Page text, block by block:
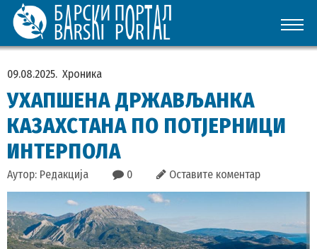
09.08.2025. Хроника
УХАПШЕНА ДРЖАВЉАНКА
КАЗАХСТАНА ПО ПОТЈЕРНИЦИ
ИНТЕРПОЛА
Аутор: Редакција 0 Оставите коментар